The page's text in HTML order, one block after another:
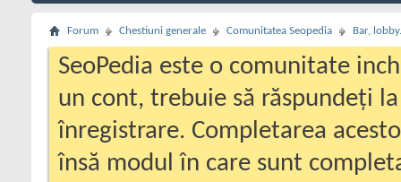
Forum Chestiuni generale Comunitatea Seopedia Bar,
SeoPedia este o comunitate
un cont, trebuie să răspundeți
înregistrare. Completarea
însă modul în care sunt